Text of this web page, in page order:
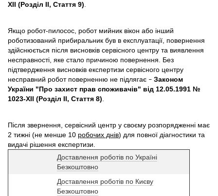
XII (Розділ II, Стаття 9).
Якщо робот-пилосос, робот мийник вікон або інший
роботизований прибиральник був в експлуатації, повернення
здійснюється після висновків сервісного центру та виявлення
несправності, яке стало причиною повернення. Без
підтвердження висновків експертизи сервісного центру
несправний робот поверненню не підлягає – Законом
України "Про захист прав споживачів" від 12.05.1991 №
1023-XII (Розділ II, Стаття 8).
Після звернення, сервісний центр у своєму розпорядженні має
2 тижні (не менше 10 робочих днів) для повної діагностики та
видачі рішення експертизи.
Доставлення роботів по Україні
Безкоштовно
Доставлення роботів по Києву
Безкоштовно